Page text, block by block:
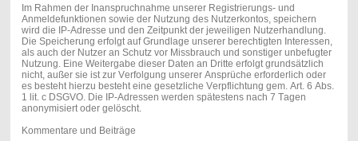
Im Rahmen der Inanspruchnahme unserer Registrierungs- und
Anmeldefunktionen sowie der Nutzung des Nutzerkontos, speichern
wird die IP-Adresse und den Zeitpunkt der jeweiligen Nutzerhandlung.
Die Speicherung erfolgt auf Grundlage unserer berechtigten Interessen,
als auch der Nutzer an Schutz vor Missbrauch und sonstiger unbefugter
Nutzung. Eine Weitergabe dieser Daten an Dritte erfolgt grundsätzlich
nicht, außer sie ist zur Verfolgung unserer Ansprüche erforderlich oder
es besteht hierzu besteht eine gesetzliche Verpflichtung gem. Art. 6 Abs.
1 lit. c DSGVO. Die IP-Adressen werden spätestens nach 7 Tagen
anonymisiert oder gelöscht.
Kommentare und Beiträge